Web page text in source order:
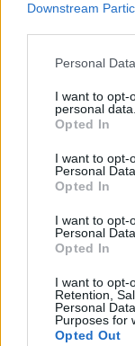
Downstream
Personal
I want to opt-
personal data.
Opted In
I want to opt-
Personal Data.
Opted In
I want to opt-
Personal
Opted In
I want to opt-
Retention,
Personal
Purposes for
Opted Out
ΡΟΗ
FIFA: Η
και η στήριξη
Metlen: Ρεκόρ
06/08/2026 - 09:12
Ιός Δυτικού
Ελλάδα – 23